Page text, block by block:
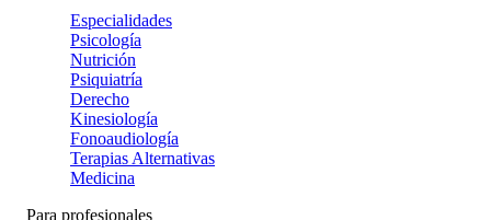
Especialidades
Psicología
Nutrición
Psiquiatría
Derecho
Kinesiología
Fonoaudiología
Terapias Alternativas
Medicina
Para profesionales